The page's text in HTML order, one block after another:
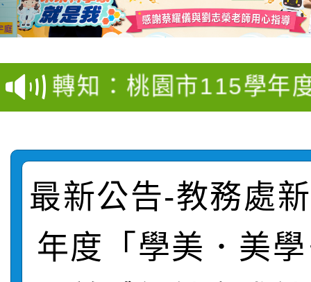
學年度第1學期第9次代
結果(第4招)
【甄選結果(第12招)】
學年度第1學期第7次代
結果(第12招)
轉知：桃園市115學年
賽及師生本土語及新住
賽實施要點
轉知：「桃園市115學
比賽實施要點」
轉知：「115年金融知
動辦法」
轉知臺中市政府政風處
城市手牽手，綠能透明
畫影片一案
轉知：「115學年度全
劇比賽實施要點」及修
轉知：桃園市115年度
最新公告-教務處
年度「學美．美